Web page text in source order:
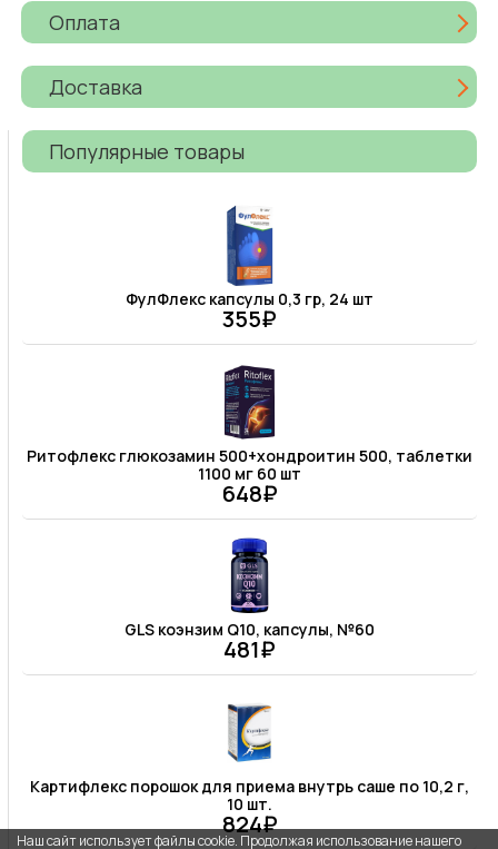
Оплата
Доставка
Популярные товары
ФулФлекс капсулы 0,3 гр, 24 шт
355₽
Ритофлекс глюкозамин 500+хондроитин 500, таблетки
1100 мг 60 шт
648₽
GLS коэнзим Q10, капсулы, №60
481₽
Картифлекс порошок для приема внутрь саше по 10,2 г,
10 шт.
824₽
Наш сайт использует файлы cookie. Продолжая использование нашего